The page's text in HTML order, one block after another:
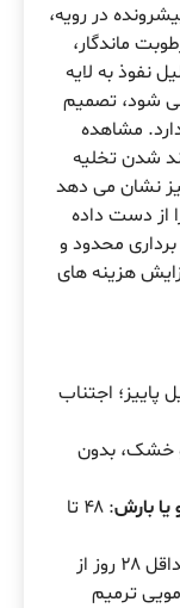
در رویه،
ماندگار،
به لایه
شود، تصمیم
مشاهده
شدن تخلیه
نشان می دهد
از دست داده
برداری محدود و
هزینه های
پاییز؛ اجتناب
خشک، بدون
بارش
: ۴۸ تا
: حداقل ۲۸ روز از
ترمیم